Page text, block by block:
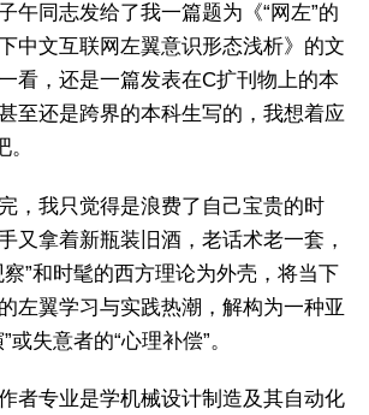
午同志发给了我一篇题为《“网左”的
中文互联网左翼意识形态浅析》的文
看，还是一篇发表在C扩刊物上的本
至还是跨界的本科生写的，我想着应
，我只觉得是浪费了自己宝贵的时
又拿着新瓶装旧酒，老话术老一套，
”和时髦的西方理论为外壳，将当下
左翼学习与实践热潮，解构为一种亚
或失意者的“心理补偿”。
者专业是学机械设计制造及其自动化